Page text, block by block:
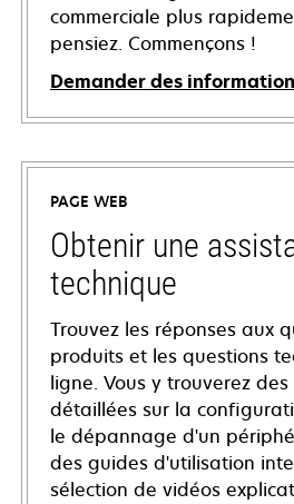
commerciale plus
pensiez. Commençons !
Demander des
PAGE WEB
Obtenir une
technique
Trouvez les réponses aux
produits et les questions
ligne. Vous y trouverez
détaillées sur la
le dépannage d'un
des guides d'utilisation
sélection de vidéos